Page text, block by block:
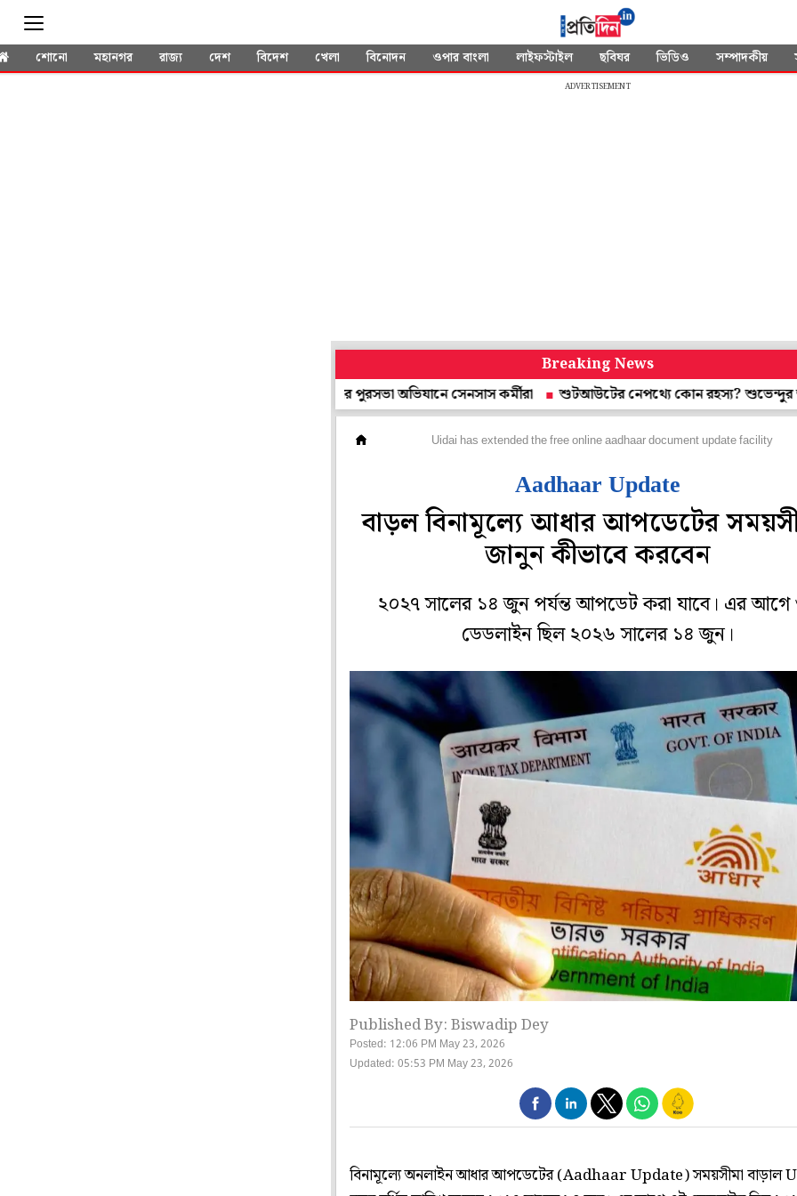
শোনো মহানগর রাজ্য দেশ বিদেশ খেলা বিনোদন ওপার বাংলা লাইফস্টাইল ছবিঘর ভিডিও সম্পাদকীয়
ADVERTISEMENT
Breaking News
১২ ছাড়া খুলছে না জনগণনার অ্যাপ! ফোন চেয়ে এবার পুরসভা অভিযানে সেনসাস কর্মীরা
শুটআউটের নেপথ্যে কোন রহস্য? শুভেন্দুর আপ্ত
Uidai has extended the free online aadhaar document update facility
Aadhaar Update
বাড়ল বিনামূল্যে আধার আপডেটের
জানুন কীভাবে করবেন
২০২৭ সালের ১৪ জুন পর্যন্ত আপডেট করা যাবে। এর
ডেডলাইন ছিল ২০২৬ সালের ১৪ জুন।
Published By: Biswadip Dey
Posted: 12:06 PM May 23, 2026
Updated: 05:53 PM May 23, 2026
বিনামূল্যে অনলাইন আধার আপডেটের (Aadhaar Update) সময়সীমা বাড়াল